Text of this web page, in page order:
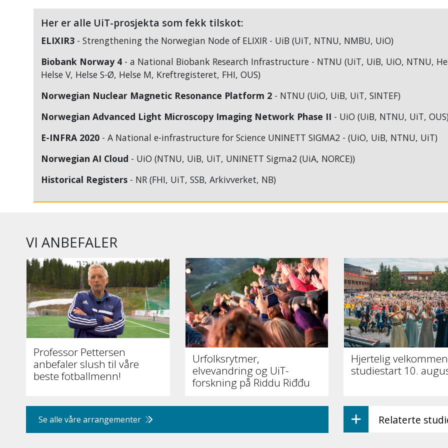
Her er alle UiT-prosjekta som fekk tilskot:
ELIXIR3 - Strengthening the Norwegian Node of ELIXIR - UiB (UiT, NTNU, NMBU, UiO)
Biobank Norway 4 - a National Biobank Research Infrastructure - NTNU (UiT, UiB, UiO, NTNU,
Helse V, Helse S-Ø, Helse M, Kreftregisteret, FHI, OUS)
Norwegian Nuclear Magnetic Resonance Platform 2 - NTNU (UiO, UiB, UiT, SINTEF)
Norwegian Advanced Light Microscopy Imaging Network Phase II - UiO (UiB, NTNU, UiT,
E-INFRA 2020 - A National e-infrastructure for Science UNINETT SIGMA2 - (UiO, UiB, NTNU, UiT)
Norwegian AI Cloud - UiO (NTNU, UiB, UiT, UNINETT Sigma2 (UiA, NORCE))
Historical Registers - NR (FHI, UiT, SSB, Arkivverket, NB)
VI ANBEFALER
Professor Pettersen
anbefaler slush til våre
beste fotballmenn!
Urfolksrytmer,
elvevandring og UiT-
forskning på Riddu Riđđu
Hjertelig
studiestart 10.
Se alle våre arrangementer Relaterte